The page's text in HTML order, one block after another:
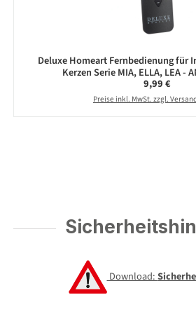
Deluxe Homeart Fernbedienung für
Kerzen Serie MIA, ELLA, LEA -
Regulärer
9,99 €
Preise inkl. MwSt. zzgl.
Download: